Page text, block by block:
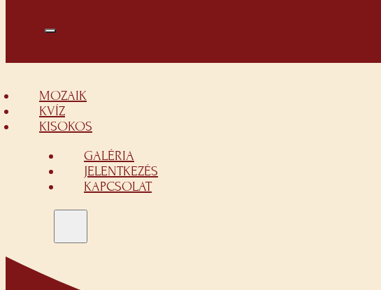
MOZAIK
KVÍZ
KISOKOS
GALÉRIA
JELENTKEZÉS
KAPCSOLAT